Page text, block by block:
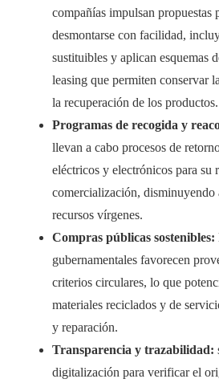
compañías impulsan propuestas
desmontarse con facilidad,
sustituibles y aplican esquemas
leasing que permiten conservar
la recuperación de los productos.
Programas de recogida y
llevan a cabo procesos de
eléctricos y electrónicos para su
comercialización, disminuyendo
recursos vírgenes.
Compras públicas sostenibles:
gubernamentales favorecen
criterios circulares, lo que
materiales reciclados y de
y reparación.
Transparencia y trazabilidad:
digitalización para verificar el